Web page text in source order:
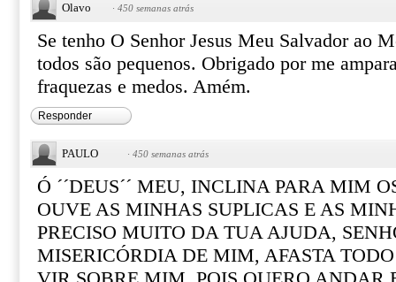
Olavo · 450 semanas atrás
Se tenho O Senhor Jesus Meu Salvador ao
todos são pequenos. Obrigado por me
fraquezas e medos. Amém.
Responder
PAULO · 450 semanas atrás
Ó ´´DEUS´´ MEU, INCLINA PARA MIM
OUVE AS MINHAS SUPLICAS E AS
PRECISO MUITO DA TUA AJUDA,
MISERICÓRDIA DE MIM, AFASTA